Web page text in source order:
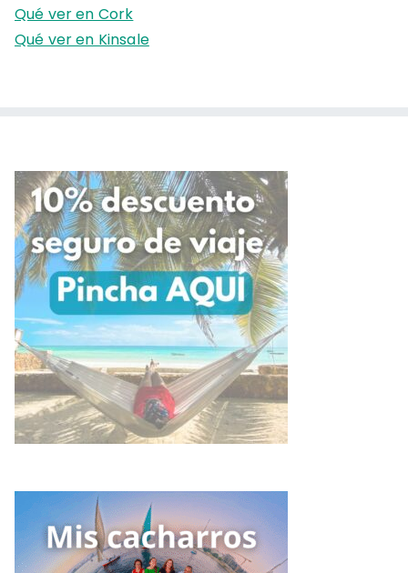
Qué ver en Cork
Qué ver en Kinsale